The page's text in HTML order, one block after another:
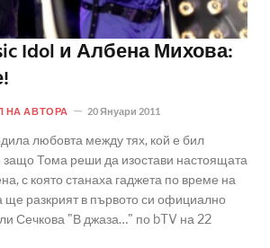
Idol и Албена Михова:
НА АВТОРА 20 Януари 2011
любовта между тях, кой е бил
защо Тома реши да изостави настоящата
с която станаха гаджета по време на
ще разкрият в първото си официално
Сечкова "В джаза…" по bTV на 22